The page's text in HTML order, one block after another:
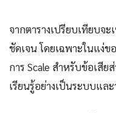
จากตารางเปรียบเทียบจ
ชัดเจน โดยเฉพาะในแง่
การ Scale สำหรับข้อเสี
เรียนรู้อย่างเป็นระบบแล